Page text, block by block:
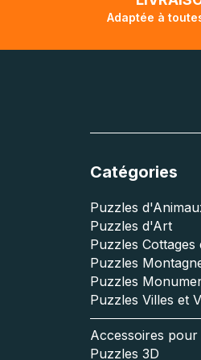
Adaptée à
Catégories
Puzzles
Puzzles d'Art
Puzzles Cottages
Puzzles
Puzzles
Puzzles Villes et
Accessoires pour
Puzzles 3D